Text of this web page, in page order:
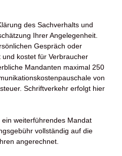
des Sachverhalts und
Ihrer Angelegenheit.
Gespräch oder
kostet für Verbraucher
Mandanten maximal 250
von
Schriftverkehr erfolgt hier
weiterführendes Mandat
vollständig auf die
angerechnet.